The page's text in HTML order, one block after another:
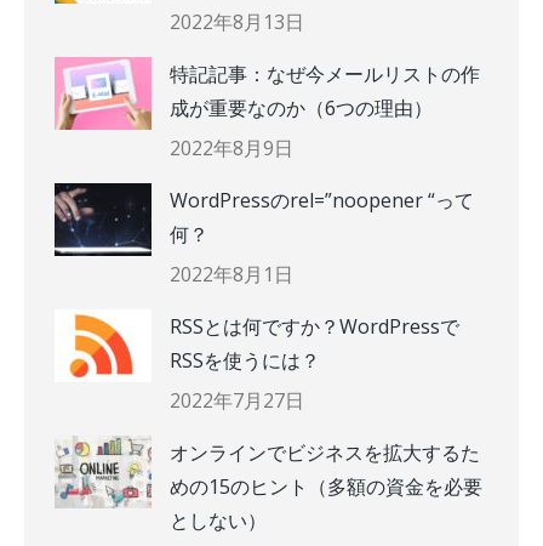
2022年8月13日
特記記事：なぜ今メールリストの作
成が重要なのか（6つの理由）
2022年8月9日
WordPressのrel=”noopener “って
何？
2022年8月1日
RSSとは何ですか？WordPressで
RSSを使うには？
2022年7月27日
オンラインでビジネスを拡大するた
めの15のヒント（多額の資金を必要
としない）